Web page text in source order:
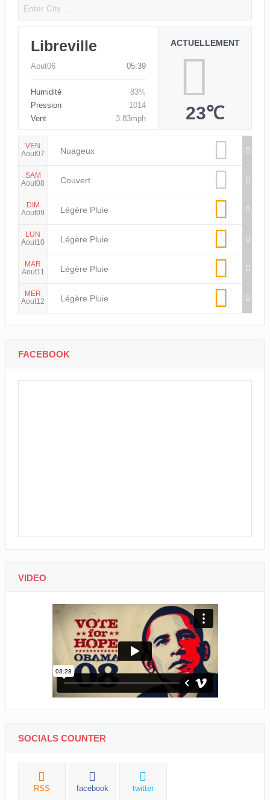
Libreville
Aout06 05:39
Humidité
83%
Pression
1014
Vent
3.83mph
ACTUELLEMENT
23℃
VEN
Aout07
Nuageux
SAM
Aout08
Couvert
DIM
Aout09
Légère Pluie
LUN
Aout10
Légère Pluie
MAR
Aout11
Légère Pluie
MER
Aout12
Légère Pluie
FACEBOOK
VIDEO
SOCIALS COUNTER
RSS facebook twitter